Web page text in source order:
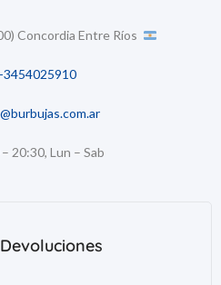
Concordia Entre Ríos
3454025910
20:30, Lun – Sab